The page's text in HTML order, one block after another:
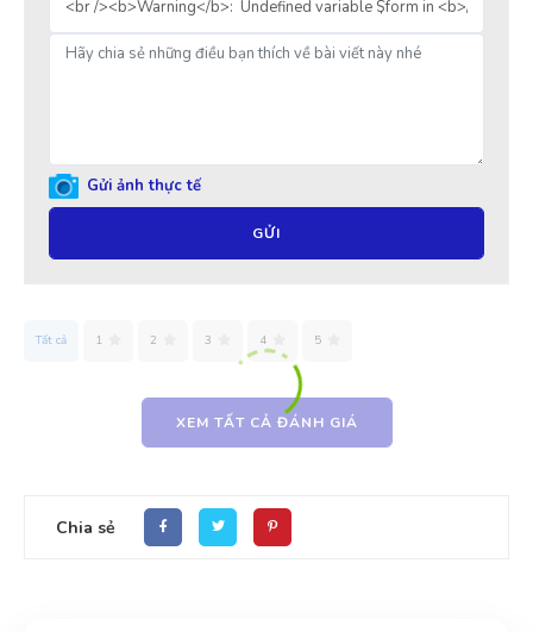
Gửi ảnh thực tế
GỬI
Tất cả 1 2 3 4 5
XEM TẤT CẢ ĐÁNH GIÁ
Chia sẻ